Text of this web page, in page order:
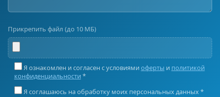
Прикрепить файл (до 10 МБ)
Я ознакомлен и согласен с условиями оферты и политикой
конфиденциальности *
Я соглашаюсь на обработку моих персональных данных *